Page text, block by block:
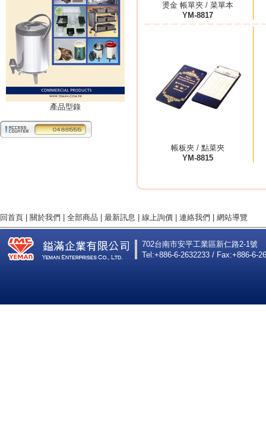
產品型錄
燙金 帳單夾 / 菜單本
YM-8817
帳板夾 / 點菜夾
YM-8815
回首頁 關於我們 全部商品 最新訊息 線上詢價 連絡我們 網站導覽
702台南市安平工業區新仁路2-1號
Tel:+886-6-2632233 / Fax:+886-6-